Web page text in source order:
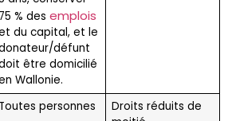
75 % des emplois
du capital, et le
défunt
être domicilié
Wallonie.
Toutes personnes
Droits réduits de